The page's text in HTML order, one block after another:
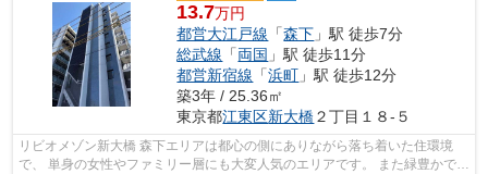
13.7万円
都営大江戸線 「森下 」駅 徒歩7分
総武線 「両国 」駅 徒歩11分
都営新宿線 「浜町 」駅 徒歩12分
築3年 / 25.36㎡
東京都江東区新大橋２丁目１８-５
リビオメゾン新大橋 森下エリアは都心の側にありながら落ち着いた住環境
で、 単身の女性やファミリー層にも大変人気のエリアです。 また緑豊かで、